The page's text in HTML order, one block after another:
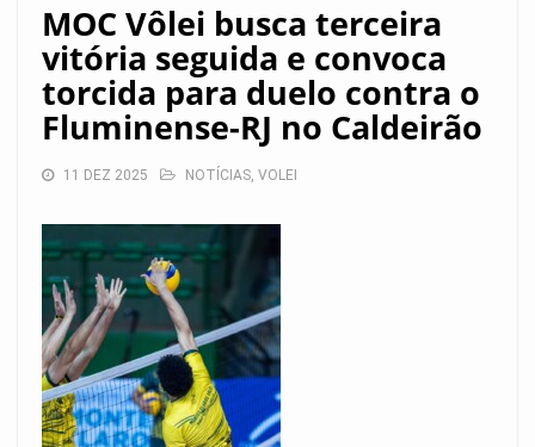
MOC Vôlei busca terceira
vitória seguida e convoca
torcida para duelo contra o
Fluminense-RJ no Caldeirão
11 DEZ 2025 NOTÍCIAS, VOLEI